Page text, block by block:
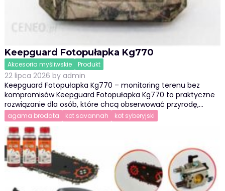
Keepguard Fotopułapka Kg770
Akcesoria myśliwskie Produkt
22 lipca 2026 by admin
Keepguard Fotopułapka Kg770 – monitoring terenu bez
kompromisów Keepguard Fotopułapka Kg770 to praktyczne
rozwiązanie dla osób, które chcą obserwować przyrodę,…
agama brodata kot savannah kot syberyjski